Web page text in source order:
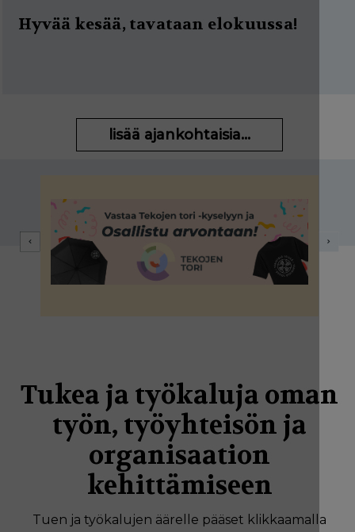
Hyvää kesää, tavataan elokuussa!
lisää ajankohtaisia...
Tukea ja työkaluja oman
työn, työyhteisön ja
organisaation
kehittämiseen
Tuen ja työkalujen äärelle pääset klikkaamalla